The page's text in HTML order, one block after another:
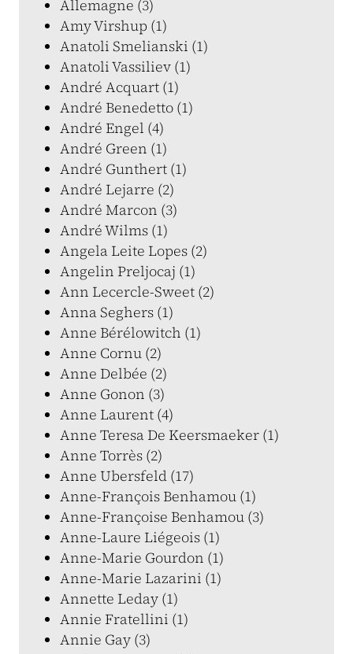
Allemagne (3)
Amy Virshup (1)
Anatoli Smelianski (1)
Anatoli Vassiliev (1)
André Acquart (1)
André Benedetto (1)
André Engel (4)
André Green (1)
André Gunthert (1)
André Lejarre (2)
André Marcon (3)
André Wilms (1)
Angela Leite Lopes (2)
Angelin Preljocaj (1)
Ann Lecercle-Sweet (2)
Anna Seghers (1)
Anne Bérélowitch (1)
Anne Cornu (2)
Anne Delbée (2)
Anne Gonon (3)
Anne Laurent (4)
Anne Teresa De Keersmaeker (1)
Anne Torrès (2)
Anne Ubersfeld (17)
Anne-François Benhamou (1)
Anne-Françoise Benhamou (3)
Anne-Laure Liégeois (1)
Anne-Marie Gourdon (1)
Anne-Marie Lazarini (1)
Annette Leday (1)
Annie Fratellini (1)
Annie Gay (3)